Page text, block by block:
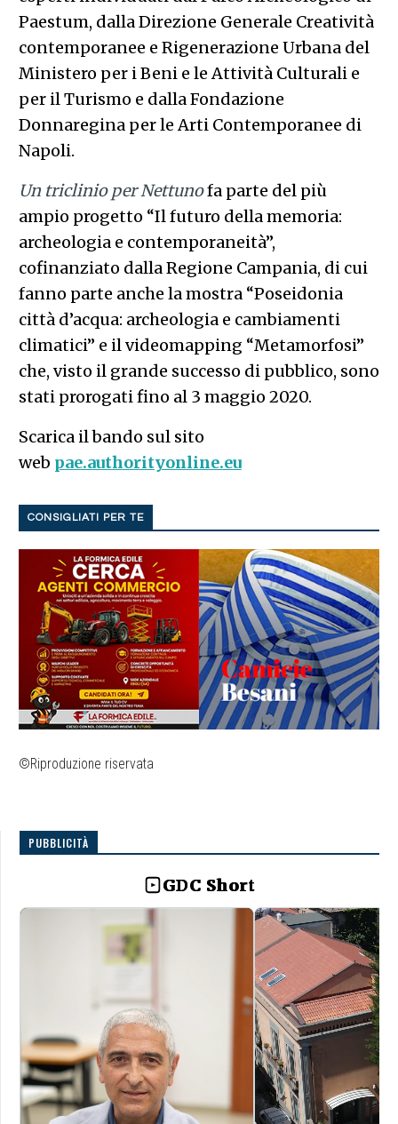
Paestum, dalla Direzione Generale Creatività
contemporanee e Rigenerazione Urbana del
Ministero per i Beni e le Attività Culturali e
per il Turismo e dalla Fondazione
Donnaregina per le Arti Contemporanee di
Napoli.
Un triclinio per Nettunofa parte del più
ampio progetto “Il futuro della memoria:
archeologia e contemporaneità”,
cofinanziato dalla Regione Campania​, di cui
fanno parte anche la mostra “Poseidonia
città d’acqua: archeologia e cambiamenti
climatici” e il videomapping “Metamorfosi”
che, visto il grande successo di pubblico, sono
stati prorogati fino al 3 maggio 2020.
Scarica il bando sul sito
web pae.authorityonline.eu
CONSIGLIATI PER TE
©Riproduzione riservata
PUBBLICITÀ
GDC Short